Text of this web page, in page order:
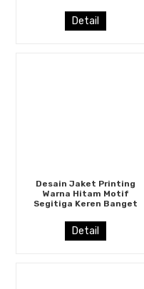
Detail
Desain Jaket Printing
Warna Hitam Motif
Segitiga Keren Banget
Detail